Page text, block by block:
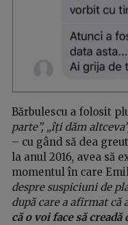
Bărbulescu a folosit
parte”, „îți dăm
– cu gând să dea
la anul 2016, avea să
momentul în care
despre suspiciuni de
după care a afirmat că
că o voi face să creadă